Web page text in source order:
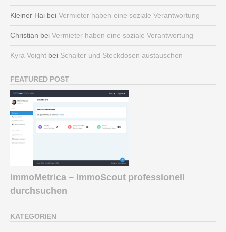
Kleiner Hai bei Vermieter haben eine soziale Verantwortung
Christian bei Vermieter haben eine soziale Verantwortung
Kyra Voight bei Schalter und Steckdosen austauschen
FEATURED POST
immoMetrica – ImmoScout professionell
durchsuchen
KATEGORIEN